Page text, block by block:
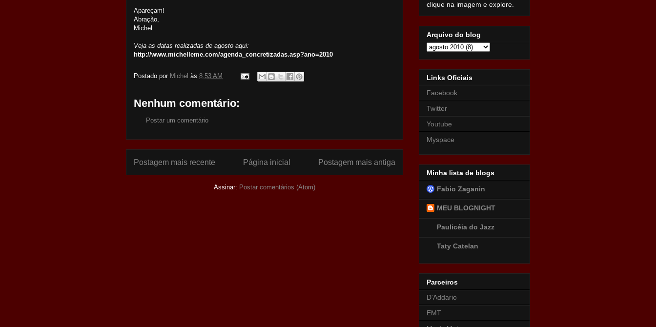
Apareçam!
Abração,
Michel
Veja as datas realizadas de agosto aqui:
http://www.michelleme.com/agenda_concretizadas.asp?ano=2010
Postado por Michel às 8:53 AM
Nenhum comentário:
Postar um comentário
Postagem mais recente Postagem mais antiga
Página inicial
Assinar: Postar comentários (Atom)
clique na imagem e explore.
Arquivo do blog
Links Oficiais
Facebook
Twitter
Youtube
Myspace
Minha lista de blogs
Fabio Zaganin
MEU BLOGNIGHT
Paulicéia do Jazz
Taty Catelan
Parceiros
D'Addario
EMT